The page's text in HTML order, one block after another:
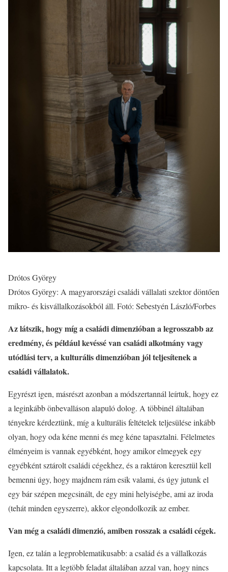
Drótos György
Drótos György: A magyarországi családi vállalati szektor döntően
mikro- és kisvállalkozásokból áll. Fotó: Sebestyén László/Forbes
Az látszik, hogy míg a családi dimenzióban a legrosszabb az
eredmény, és például kevéssé van családi alkotmány vagy
utódlási terv, a kulturális dimenzióban jól teljesítenek a
családi vállalatok.
Egyrészt igen, másrészt azonban a módszertannál leírtuk, hogy ez
a leginkább önbevalláson alapuló dolog. A többinél általában
tényekre kérdeztünk, míg a kulturális feltételek teljesülése inkább
olyan, hogy oda kéne menni és meg kéne tapasztalni. Félelmetes
élményeim is vannak egyébként, hogy amikor elmegyek egy
egyébként sztárolt családi cégekhez, és a raktáron keresztül kell
bemenni úgy, hogy majdnem rám esik valami, és úgy jutunk el
egy bár szépen megcsinált, de egy mini helyiségbe, ami az iroda
(tehát minden egyszerre), akkor elgondolkozik az ember.
Van még a családi dimenzió, amiben rosszak a családi cégek.
Igen, ez talán a legproblematikusabb: a család és a vállalkozás
kapcsolata. Itt a legtöbb feladat általában azzal van, hogy nincs